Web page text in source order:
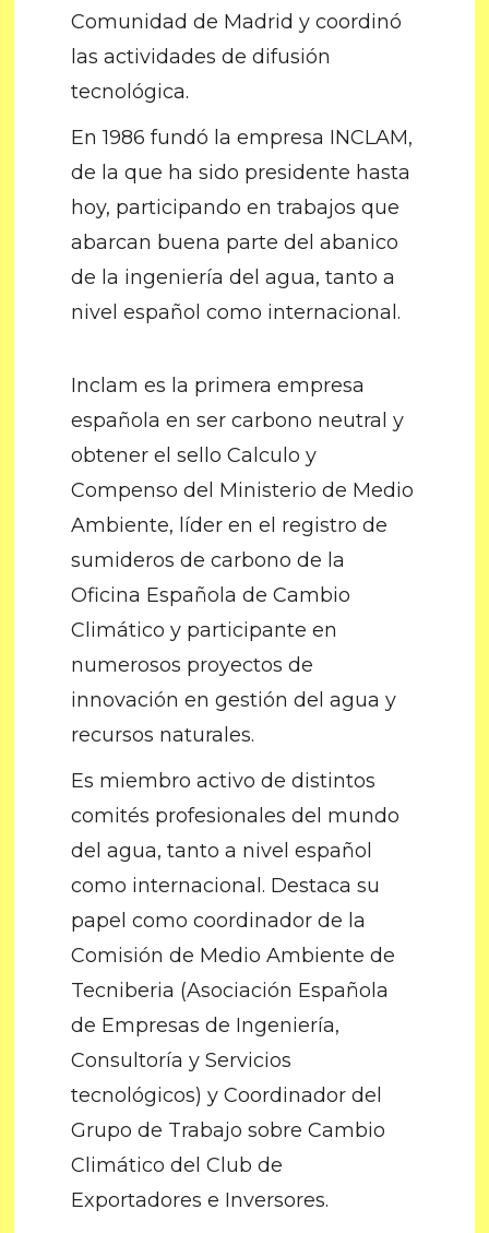
Comunidad de Madrid y coordinó
las actividades de difusión
tecnológica.
En 1986 fundó la empresa INCLAM,
de la que ha sido presidente hasta
hoy, participando en trabajos que
abarcan buena parte del abanico
de la ingeniería del agua, tanto a
nivel español como internacional.
Inclam es la primera empresa
española en ser carbono neutral y
obtener el sello Calculo y
Compenso del Ministerio de Medio
Ambiente, líder en el registro de
sumideros de carbono de la
Oficina Española de Cambio
Climático y participante en
numerosos proyectos de
innovación en gestión del agua y
recursos naturales.
Es miembro activo de distintos
comités profesionales del mundo
del agua, tanto a nivel español
como internacional. Destaca su
papel como coordinador de la
Comisión de Medio Ambiente de
Tecniberia (Asociación Española
de Empresas de Ingeniería,
Consultoría y Servicios
tecnológicos) y Coordinador del
Grupo de Trabajo sobre Cambio
Climático del Club de
Exportadores e Inversores.